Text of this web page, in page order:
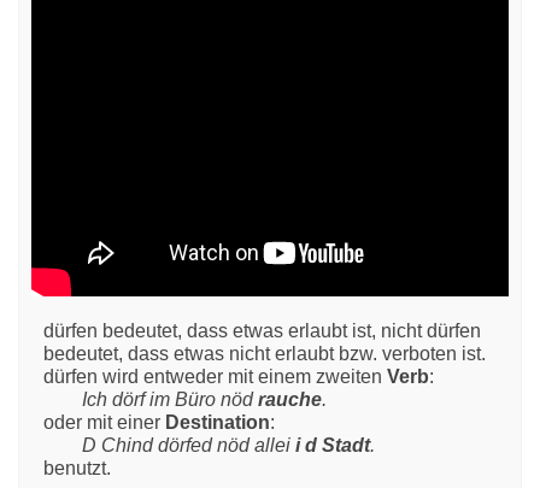
dürfen bedeutet, dass etwas erlaubt ist, nicht dürfen
bedeutet, dass etwas nicht erlaubt bzw. verboten ist.
dürfen wird entweder mit einem zweiten Verb
Ich dörf im Büro nöd rauche.
oder mit einer Destination
D Chind dörfed nöd allei i d Stadt.
benutzt.